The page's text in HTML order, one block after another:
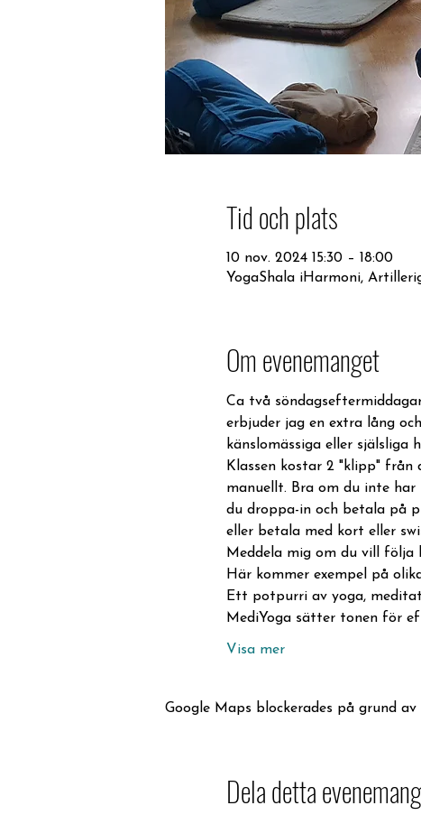
Tid och plats
10 nov. 2024 15:30 – 18:00
YogaShala iHarmoni,
Om evenemanget
Ca två söndagseftermiddagar
erbjuder jag en extra lång
känslomässiga eller själsliga
Klassen kostar 2 "klipp"
manuellt. Bra om du inte
du droppa-in och betala på
eller betala med kort eller
Meddela mig om du vill följa
Här kommer exempel på
Ett potpurri av yoga,
MediYoga sätter tonen för
Visa mer
Google Maps blockerades på grund
Dela detta evenemang